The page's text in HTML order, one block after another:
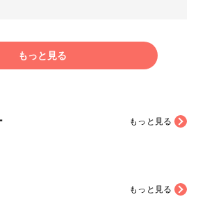
もっと見る
もっと見る
もっと見る